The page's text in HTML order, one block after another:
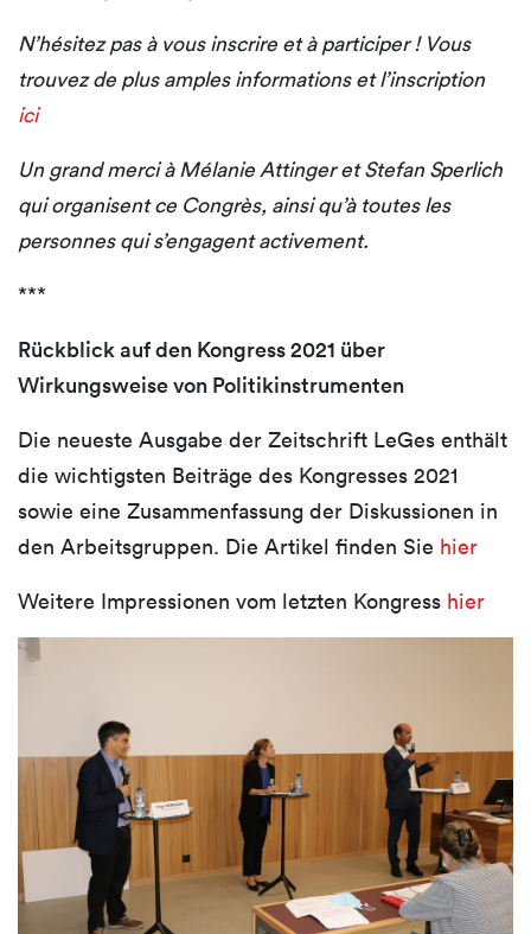
N’hésitez pas à vous inscrire et à participer ! Vous
trouvez de plus amples informations et l’inscription
ici
Un grand merci à Mélanie Attinger et Stefan Sperlich
qui organisent ce Congrès, ainsi qu’à toutes les
personnes qui s’engagent activement.
***
Rückblick auf den Kongress 2021 über
Wirkungsweise von Politikinstrumenten
Die neueste Ausgabe der Zeitschrift LeGes enthält
die wichtigsten Beiträge des Kongresses 2021
sowie eine Zusammenfassung der Diskussionen in
den Arbeitsgruppen. Die Artikel finden Sie hier
Weitere Impressionen vom letzten Kongress hier